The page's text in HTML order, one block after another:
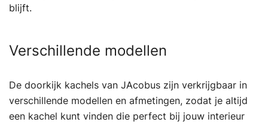
blijft.
Verschillende modellen
De doorkijk kachels van JAcobus zijn verkrijgbaar in
verschillende modellen en afmetingen, zodat je altijd
een kachel kunt vinden die perfect bij jouw interieur